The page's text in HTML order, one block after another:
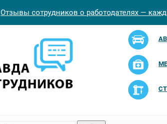
Отзывы сотрудников о работодателях —